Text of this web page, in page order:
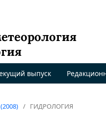
выпуск
/ ГИДРОЛОГИЯ